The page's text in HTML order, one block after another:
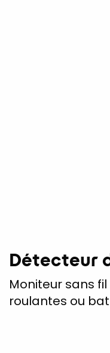
Détecteur
Moniteur sans
roulantes ou